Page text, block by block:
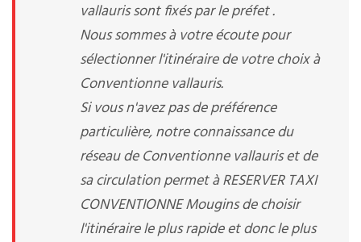
vallauris sont fixés par le préfet .
Nous sommes à votre écoute pour
sélectionner l'itinéraire de votre choix à
Conventionne vallauris.
Si vous n'avez pas de préférence
particulière, notre connaissance du
réseau de Conventionne vallauris et de
sa circulation permet à RESERVER TAXI
CONVENTIONNE Mougins de choisir
l'itinéraire le plus rapide et donc le plus